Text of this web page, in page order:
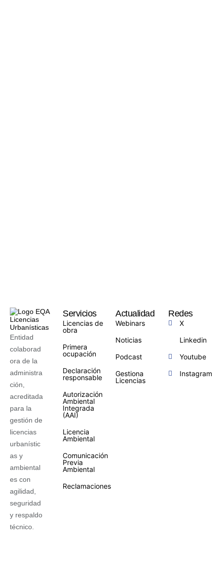
Entidad
colaborad
ora de la
administra
ción,
acreditada
para la
gestión de
licencias
urbanístic
as y
ambiental
es con
agilidad,
seguridad
y respaldo
técnico.
Servicios
Licencias de
obra
Primera
ocupación
Declaración
responsable
Autorización
Ambiental
Integrada
(AAI)
Licencia
Ambiental
Comunicación
Previa
Ambiental
Reclamaciones
Actualidad
Webinars
Noticias
Podcast
Gestiona
Licencias
Redes
X
Linkedin
Youtube
Instagram